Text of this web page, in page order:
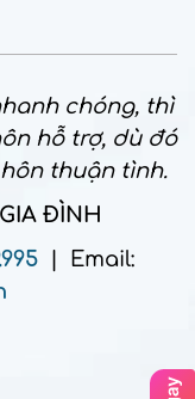
chóng, thì
hỗ trợ, dù đó
thuận tình.
ĐÌNH
| Email: